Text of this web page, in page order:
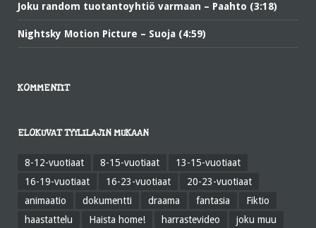
Joku random tuotantoyhtiö varmaan – Paahto (3:18)
Nightsky Motion Picture – Suoja (4:59)
KOMMENTIT
ELOKUVAT TYYLILAJIN MUKAAN
8-12-vuotiaat 8-15-vuotiaat
13-15-vuotiaat
16-19-vuotiaat
16-23-vuotiaat
20-23-vuotiaat
animaatio
dokumentti draama fantasia
Fiktio
haastattelu
Haista home! harrastevideo
joku muu